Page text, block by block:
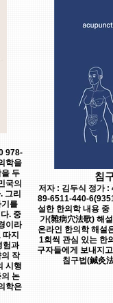
978-
학을
두
국의
그리
기를
. 중
이라
따지
험과
작
시행
논
학은
침
저자 : 김두식 정가
89-6511-440-
설한 한의학 내용 중
가(雜病穴法歌) 해
온라인 한의학 해설
1회씩 관심 있는 한
구자들에게 보내지
침구법(鍼灸